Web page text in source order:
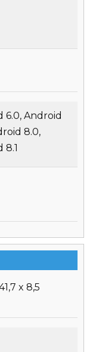
6.0, Android
8.0,
8.1
x 8,5